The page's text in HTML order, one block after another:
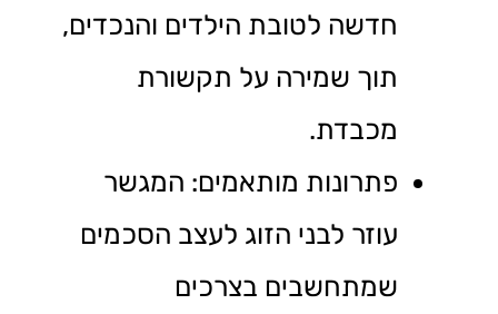
חדשה לטובת הילדים והנכדים,
תוך שמירה על תקשורת
מכבדת.
פתרונות מותאמים: המגשר
עוזר לבני הזוג לעצב הסכמים
שמתחשבים בצרכים